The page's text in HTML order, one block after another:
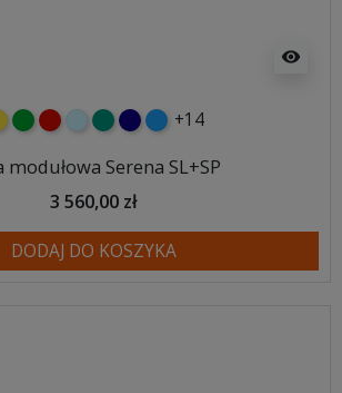
visibility
zielonyczerwony
błękitnyturkusowy
granatowy
niebieski
+14
modułowa Serena SL+SP
3 560,00 zł
DODAJ DO KOSZYKA